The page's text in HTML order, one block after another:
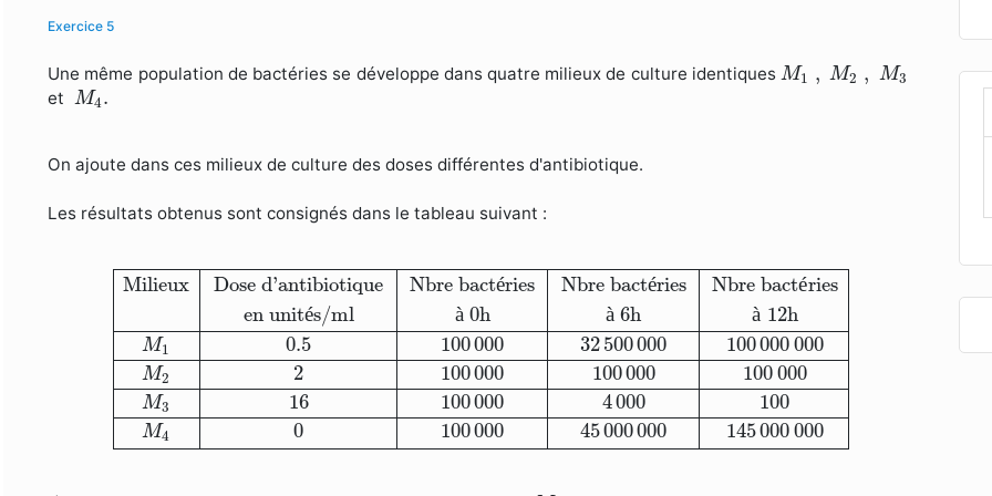
Exercice 5
Une même population de bactéries se développe dans quatre milieux de culture identiquesM1 , M2 , M3
M1 M2, 3
et M4.
M4
On ajoute dans ces milieux de culture des doses différentes d'antibiotique.
Les résultats obtenus sont consignés dans le tableau suivant :
Milieux Dose d'antibiotique Nbre bactéries Nbre bactéries Nbre bactéries
en unités/ml à 0h à 6h à 12h
M1 0.5 100000 32500000 100000000
M2 2 100000 100000 100000
M3 16 100000 4000 100
M4 0 100000 45000000 145000000
MilieuxDose d'antibiotiqueNbre bactériesNbre bactériesNbre bactériesen unités/ml à 0hà